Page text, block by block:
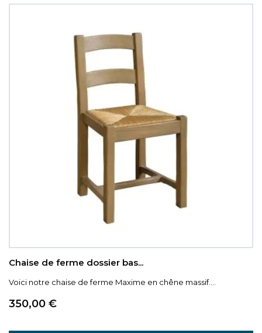
Chaise de ferme dossier bas...
Voici notre chaise de ferme Maxime en chêne massif....
Prix
350,00 €